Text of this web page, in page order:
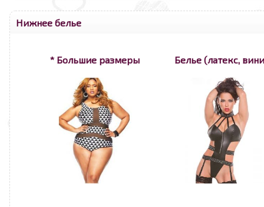
Нижнее белье
* Большие размеры Белье (латекс,